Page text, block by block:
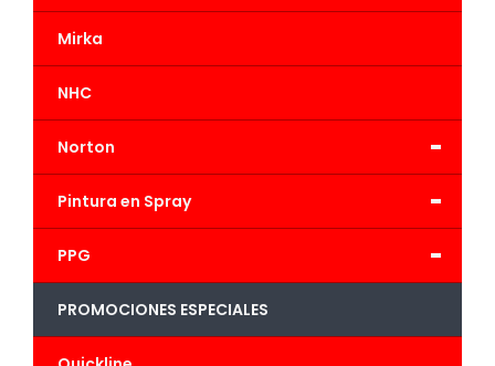
Mirka
NHC
-
Norton
-
Pintura en Spray
-
PPG
PROMOCIONES ESPECIALES